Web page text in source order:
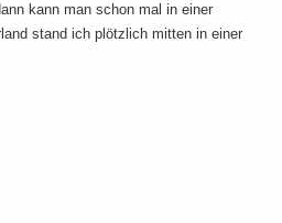
kann man schon mal in einer
stand ich plötzlich mitten in einer